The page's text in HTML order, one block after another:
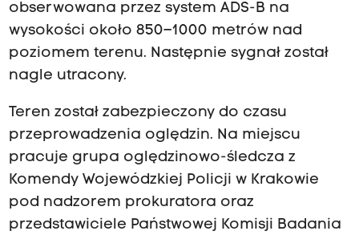
obserwowana przez system ADS-B na
wysokości około 850–1000 metrów nad
poziomem terenu. Następnie sygnał został
nagle utracony.
Teren został zabezpieczony do czasu
przeprowadzenia oględzin. Na miejscu
pracuje grupa oględzinowo-śledcza z
Komendy Wojewódzkiej Policji w Krakowie
pod nadzorem prokuratora oraz
przedstawiciele Państwowej Komisji Badania